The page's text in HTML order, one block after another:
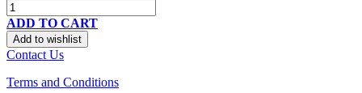
ADD TO CART
Add to wishlist
Contact Us
Terms and Conditions